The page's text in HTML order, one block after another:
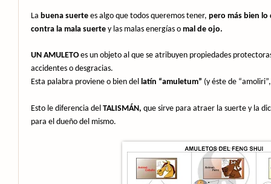
La buena suerte es algo que todos queremos tener, pero más bien lo
contra la mala suerte y las malas energías o mal de ojo.
UN AMULETOes un objeto al que se atribuyen propiedades
accidentes o desgracias.
Esta palabra proviene o bien del
latín “amuletum” (y éste de
Esto le diferencia del TALISMÁN, que sirve para atraer la suerte y la
para el dueño del mismo.